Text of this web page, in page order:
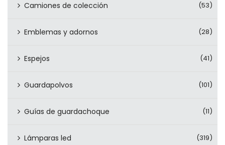
Camiones de colección (53)
Emblemas y adornos (28)
Espejos (41)
Guardapolvos (101)
Guías de guardachoque (11)
Lámparas led (319)